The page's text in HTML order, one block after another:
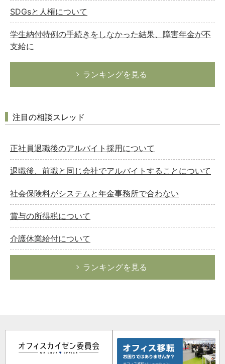
SDGsと人権について
学生納付特例の手続きをしなかった結果、障害年金が不
支給に
ランキングを見る
注目の相談スレッド
正社員退職後のアルバイト採用について
退職後、前職と同じ会社でアルバイトすることについて
社会保険料がシステムと年金事務所で合わない
賞与の所得税について
介護休業給付について
ランキングを見る